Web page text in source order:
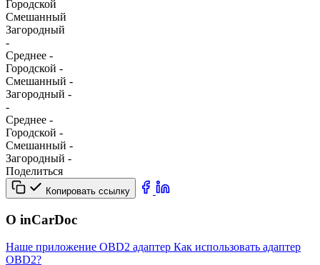
Городской
Смешанный
Загородный
-
Среднее -
Городской -
Смешанный -
Загородный -
-
Среднее -
Городской -
Смешанный -
Загородный -
Поделиться
Копировать ссылку
О inCarDoc
Наше приложение OBD2 адаптер Как использовать адаптер
OBD2?